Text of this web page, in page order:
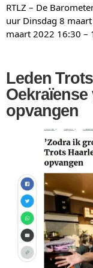
RTLZ – De
uur Dinsdag 8
maart 2022 16:30
Leden
opvangen